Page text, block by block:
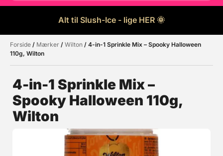
Alt til Slush-Ice - lige HER 🌞
Måske kunne nogle af disse
produkter have din interesse?
Forside / Mærker / Wilton / 4-in-1 Sprinkle Mix – Spooky Halloween
110g, Wilton
4-in-1 Sprinkle Mix –
Spooky Halloween 110g,
Wilton